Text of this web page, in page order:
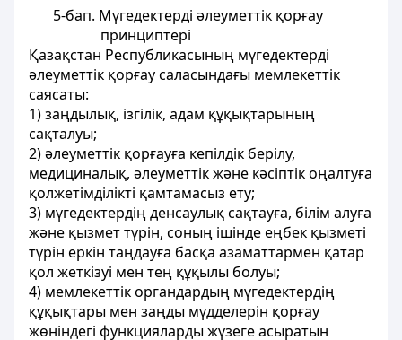
5-бап. Мүгедектердi әлеуметтiк қорғау
принциптерi
Қазақстан Республикасының мүгедектердi
әлеуметтiк қорғау саласындағы мемлекеттік
саясаты:
1) заңдылық, iзгiлiк, адам құқықтарының
сақталуы;
2) әлеуметтiк қорғауға кепiлдiк берiлу,
медициналық, әлеуметтiк және кәсiптiк оңалтуға
қолжетiмдiлiктi қамтамасыз ету;
3) мүгедектердiң денсаулық сақтауға, білім алуға
және қызмет түрiн, соның iшiнде еңбек қызметi
түрiн еркiн таңдауға басқа азаматтармен қатар
қол жеткiзуi мен тең құқылы болуы;
4) мемлекеттік органдардың мүгедектердiң
құқықтары мен заңды мүдделерiн қорғау
жөніндегі функцияларды жүзеге асыратын